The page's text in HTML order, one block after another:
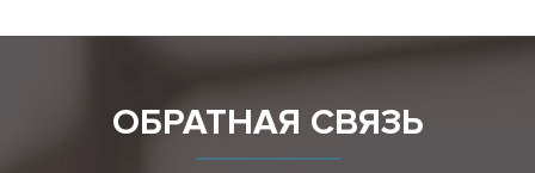
ОБРАТНАЯ СВЯЗЬ